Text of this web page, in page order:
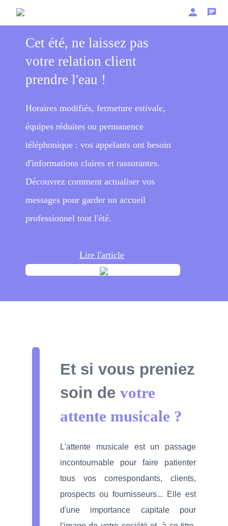
person chat
Cet été, ne laissez pas
votre relation client
prendre l'eau !
Horaires modifiés, fermeture estivale,
équipes réduites ou permanence
téléphonique : vos appelants ont besoin
d'informations claires et rassurantes.
Découvrez comment actualiser vos
messages pour garder un accueil
professionnel tout l'été.
Lire l'article
Et si vous preniez
soin de votre
attente musicale ?
L'attente musicale est un passage
incontournable pour faire patienter
tous vos correspondants, clients,
prospects ou fournisseurs... Elle est
d'une importance capitale pour